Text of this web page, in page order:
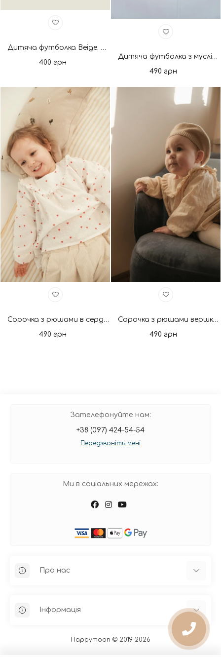
Дитяча футболка Beige. Нова колекція
400 грн
Дитяча футболка з мусліну крем. Нова колекція
490 грн
Сорочка з рюшами в сердечка. Нова колекція
490 грн
Сорочка з рюшами вершкове масло. Нова колекція
490 грн
Зателефонуйте нам:
+38 (097) 424-54-54
Передзвоніть мені
Ми в соціальних мережах:
Про нас
Інформація
Happymoon © 2019-2026